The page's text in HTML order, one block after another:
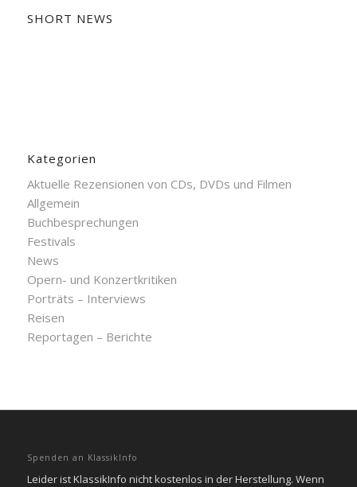
SHORT NEWS
Kategorien
Aktuelle Rezensionen von CDs, DVDs und Filmen
Allgemein
Buchbesprechungen
Festivals
News
Opern- und Konzertkritiken
Porträts – Interviews
Reisen
Reportagen – Berichte
Spenden an KlassikInfo
Leider ist KlassikInfo nicht kostenlos in der Herstellung. Wenn